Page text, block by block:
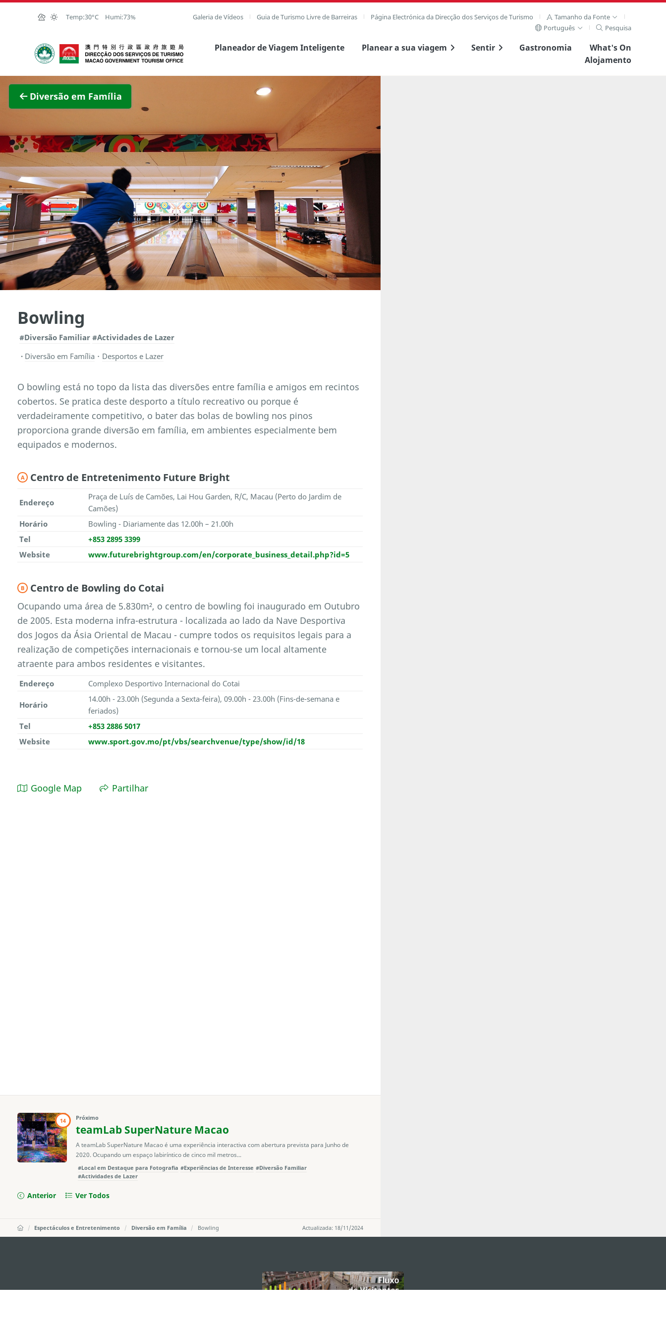
Ir para o conteúdo principal
Temp:30°C Humi:73% Galeria de Vídeos Guia de Turismo Livre de Barreiras Página Electrónica da Direcção dos Serviços de Turismo
Tamanho da Fonte
Português
Pesquisa
Direcção dos Serviços de Turismo Planeador de Viagem Inteligente Planear a sua viagem Sentir Gastronomia
What's On
Alojamento
Diversão em Família
Ver imagem completa
Bowling
#Diversão Familiar #Actividades de Lazer
Diversão em Família ・ Desportos e Lazer
O bowling está no topo da lista das diversões entre família e amigos em recintos
cobertos. Se pratica deste desporto a título recreativo ou porque é
verdadeiramente competitivo, o bater das bolas de bowling nos pinos
proporciona grande diversão em família, em ambientes especialmente bem
equipados e modernos.
A Centro de Entretenimento Future Bright
Endereço
Praça de Luís de Camões, Lai Hou Garden, R/C, Macau (Perto do Jardim de
Camões)
Horário
Bowling - Diariamente das 12.00h – 21.00h
Tel
+853 2895 3399
Website
www.futurebrightgroup.com/en/corporate_business_detail.php?id=5
B Centro de Bowling do Cotai
Ocupando uma área de 5.830m², o centro de bowling foi inaugurado em Outubro
de 2005. Esta moderna infra-estrutura - localizada ao lado da Nave Desportiva
dos Jogos da Ásia Oriental de Macau - cumpre todos os requisitos legais para a
realização de competições internacionais e tornou-se um local altamente
atraente para ambos residentes e visitantes.
Endereço Complexo Desportivo Internacional do Cotai
Horário
14.00h - 23.00h (Segunda a Sexta-feira), 09.00h - 23.00h (Fins-de-semana e
feriados)
Tel
+853 2886 5017
Website
www.sport.gov.mo/pt/vbs/searchvenue/type/show/id/18
Google Map Partilhar
14 Próximo
teamLab SuperNature Macao
A teamLab SuperNature Macao é uma experiência interactiva com abertura prevista para Junho de
2020. Ocupando um espaço labiríntico de cinco mil metros...
#Local em Destaque para Fotografia #Experiências de Interesse #Diversão Familiar
#Actividades de Lazer
Anterior Ver Todos
Actualizada: 18/11/2024
Espectáculos e Entretenimento Diversão em Família Bowling